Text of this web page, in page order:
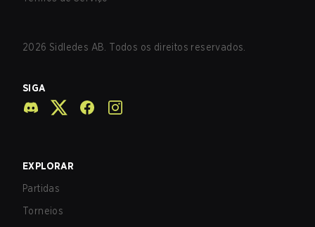
2026 Sidledes AB. Todos os direitos reservados.
SIGA
EXPLORAR
Partidas
Torneios